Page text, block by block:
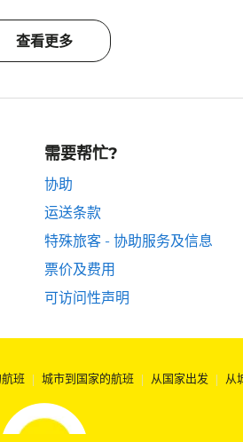
查看更多
需要帮忙?
协助
运送条款
特殊旅客 - 协助服务及信息
票价及费用
可访问性声明
班 | 城市到国家的航班 | 从国家出发 | 从